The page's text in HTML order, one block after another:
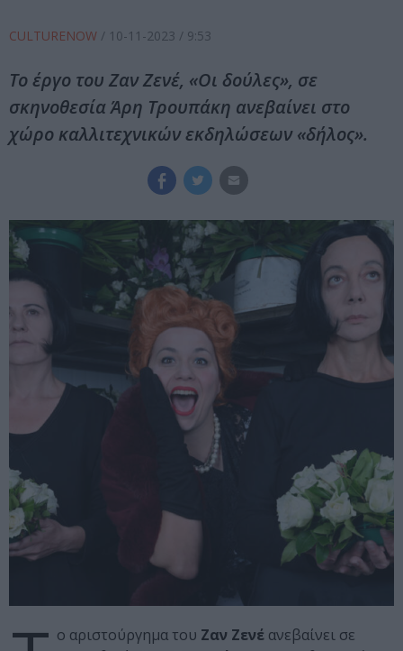
CULTURENOW / 10-11-2023 / 9:53
Το έργο του Ζαν Ζενέ, «Οι δούλες», σε
σκηνοθεσία Άρη Τρουπάκη ανεβαίνει στο
χώρο καλλιτεχνικών εκδηλώσεων «δήλος».
ο αριστούργημα του Ζαν Ζενέ ανεβαίνει σε